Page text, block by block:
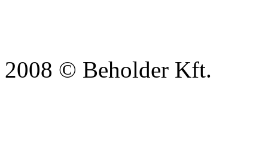
2008 © Beholder Kft.